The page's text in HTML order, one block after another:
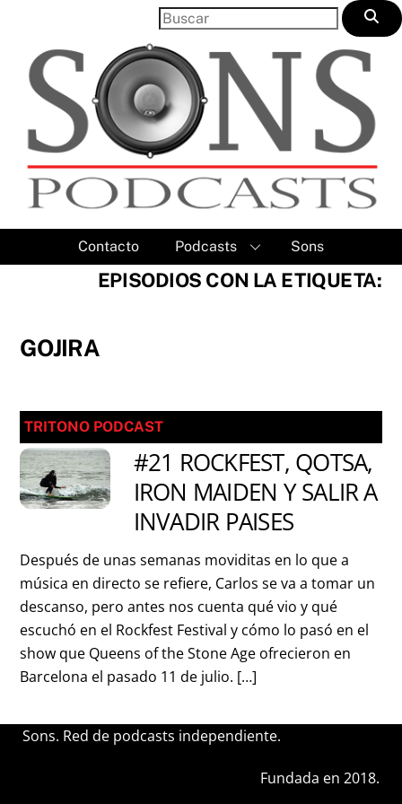
content
Contacto Podcasts Sons
EPISODIOS CON LA ETIQUETA:
GOJIRA
TRITONO PODCAST
#21 ROCKFEST, QOTSA,
IRON MAIDEN Y SALIR A
INVADIR PAISES
Después de unas semanas moviditas en lo que a
música en directo se refiere, Carlos se va a tomar un
descanso, pero antes nos cuenta qué vio y qué
escuchó en el Rockfest Festival y cómo lo pasó en el
show que Queens of the Stone Age ofrecieron en
Barcelona el pasado 11 de julio. […]
Sons. Red de podcasts independiente.
Fundada en 2018.